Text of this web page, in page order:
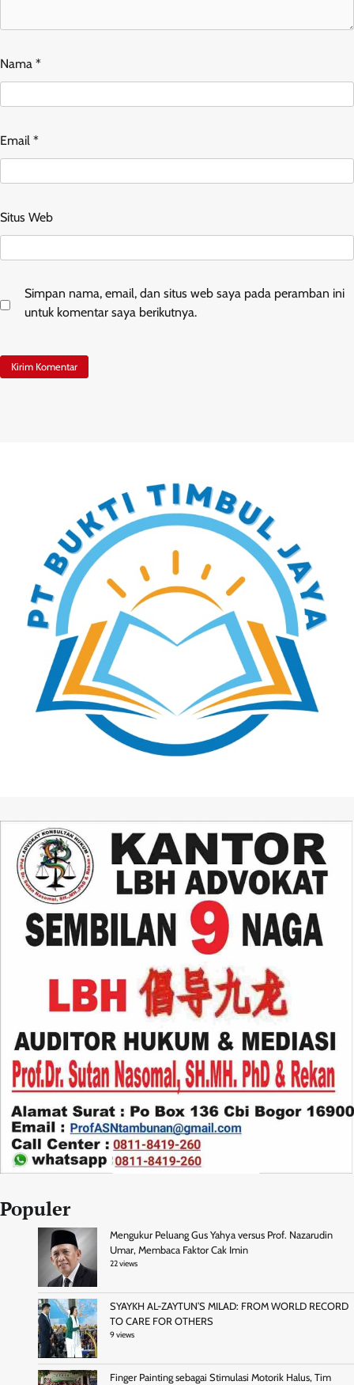
Nama *
Email *
Situs Web
Simpan nama, email, dan situs web saya pada peramban ini
untuk komentar saya berikutnya.
Populer
Mengukur Peluang Gus Yahya versus Prof. Nazarudin
Umar, Membaca Faktor Cak Imin
22 views
SYAYKH AL-ZAYTUN’S MILAD: FROM WORLD RECORD
TO CARE FOR OTHERS
9 views
Finger Painting sebagai Stimulasi Motorik Halus, Tim